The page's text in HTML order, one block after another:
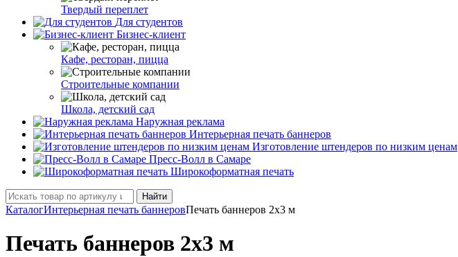
Твердый переплет
Для студентов
Бизнес-клиент
Кафе, ресторан, пицца
Строительные компании
Школа, детский сад
Наружная реклама
Интерьерная печать баннеров
Изготовление штендеров по низким ценам
Пресс-Волл в Самаре
Широкоформатная печать
Найти
КаталогИнтерьерная печать баннеровПечать баннеров 2х3 м
Печать баннеров 2х3 м